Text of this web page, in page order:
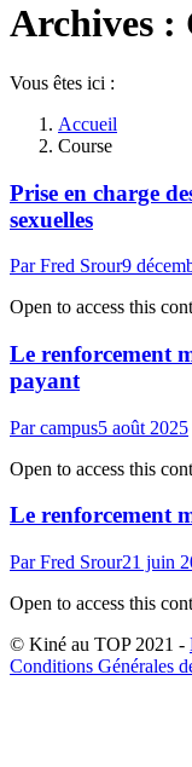
Archives :
Vous êtes ici :
Accueil
Course
Prise en charge
sexuelles
ParFred Srour9
Open to access this
Le renforcement
payant
Parcampus5 août 2025
Open to access this
Le renforcement
ParFred Srour21 juin
Open to access this
© Kiné au TOP 2021 -
Conditions Générales